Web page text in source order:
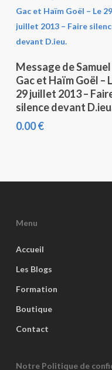
Ajouter Au Panier
Message de Samuel
Gac et Haïm Goël –
29 juillet 2013 –
silence devant
0.00€
Menu
Accueil
Les Blogs
Formation
Boutique
Contact
Notre Politique de